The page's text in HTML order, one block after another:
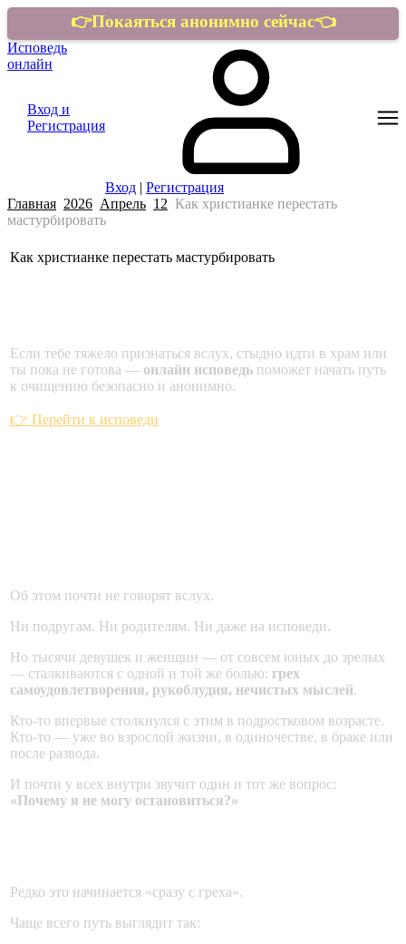
👉Покаяться анонимно сейчас👈
Исповедь
онлайн
Вход и
Регистрация
Вход | Регистрация
Главная 2026 Апрель 12 Как христианке перестать
мастурбировать
Как христианке перестать мастурбировать
Если тебе тяжело признаться вслух, стыдно идти в храм или
ты пока не готова — онлайн исповедь поможет начать путь
к очищению безопасно и анонимно.
👉 Перейти к исповеди
Об этом почти не говорят вслух.
Ни подругам. Ни родителям. Ни даже на исповеди.
Но тысячи девушек и женщин — от совсем юных до зрелых
— сталкиваются с одной и той же болью: грех
самоудовлетворения, рукоблудия, нечистых мыслей.
Кто-то впервые столкнулся с этим в подростковом возрасте.
Кто-то — уже во взрослой жизни, в одиночестве, в браке или
после развода.
И почти у всех внутри звучит один и тот же вопрос:
«Почему я не могу остановиться?»
Редко это начинается «сразу с греха».
Чаще всего путь выглядит так: